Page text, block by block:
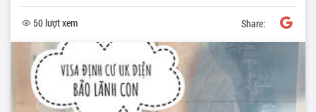
50 lượt xem Share: